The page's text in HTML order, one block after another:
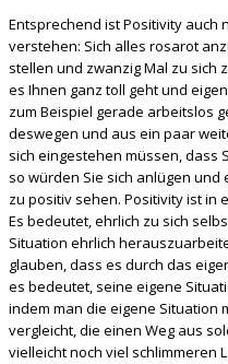
Entsprechend ist Positivity auch
verstehen: Sich alles rosarot
stellen und zwanzig Mal zu sich
es Ihnen ganz toll geht und
zum Beispiel gerade arbeitslos
deswegen und aus ein paar
sich eingestehen müssen, dass
so würden Sie sich anlügen
zu positiv sehen. Positivity ist in
Es bedeutet, ehrlich zu sich
Situation ehrlich
glauben, dass es durch das
es bedeutet, seine eigene
indem man die eigene Situation
vergleicht, die einen Weg aus
vielleicht noch viel schlimmeren